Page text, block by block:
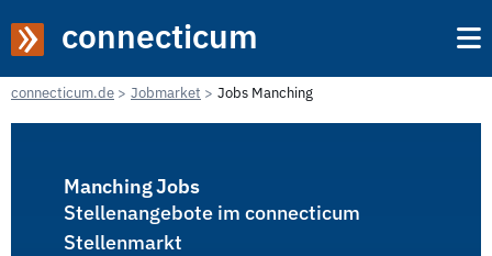
connecticum
connecticum.de Jobmarket Jobs Manching
Manching Jobs
Stellenangebote im connecticum
Stellenmarkt